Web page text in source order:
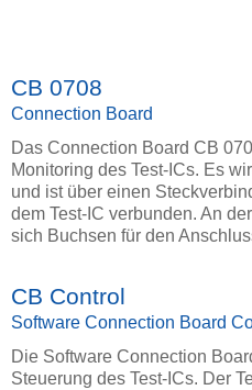
CB 0708
Connection Board
Das Connection Board CB
Monitoring des Test-ICs. Es
und ist über einen
dem Test-IC verbunden. An
sich Buchsen für den
CB Control
Software Connection Board
Die Software Connection
Steuerung des Test-ICs. Der